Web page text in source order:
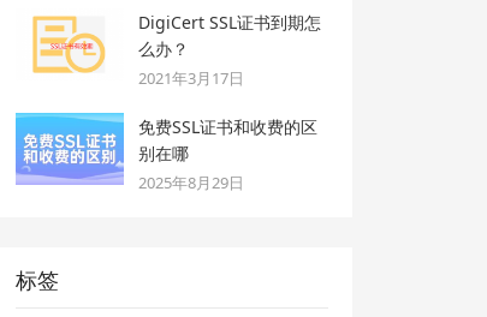
DigiCert SSL证书到期怎
么办？
2021年3月17日
免费SSL证书和收费的区
别在哪
2025年8月29日
标签